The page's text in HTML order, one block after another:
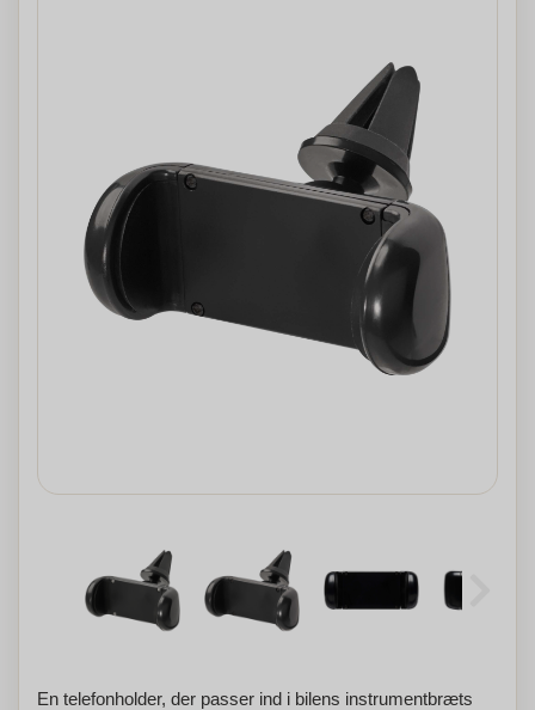
En telefonholder, der passer ind i bilens instrumentbræts